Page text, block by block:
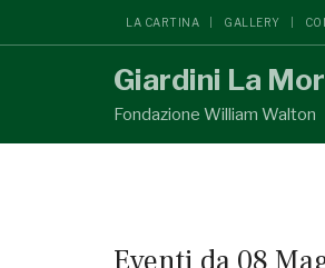
LA CARTINA GALLERY
Giardini La
Fondazione William Walton